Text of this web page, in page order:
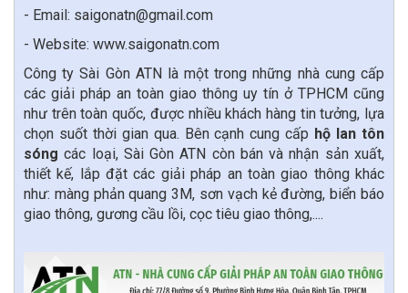
- Email: saigonatn@gmail.com
- Website: www.saigonatn.com
Công ty Sài Gòn ATN là một trong những nhà cung cấp
các giải pháp an toàn giao thông uy tín ở TPHCM cũng
như trên toàn quốc, được nhiều khách hàng tin tưởng, lựa
chọn suốt thời gian qua. Bên cạnh cung cấp hộ lan tôn
sóngcác loại, Sài Gòn ATN còn bán và nhận sản xuất,
thiết kế, lắp đặt các giải pháp an toàn giao thông khác
như: màng phản quang 3M, sơn vạch kẻ đường, biển báo
giao thông, gương cầu lồi, cọc tiêu giao thông,....